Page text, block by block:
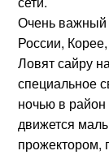
Очень
России,
Ловят сайру
специальное
ночью в
движется
прожектором,